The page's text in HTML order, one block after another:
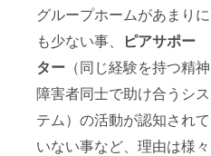
グループホームがあまりに
も少ない事、
ピアサポー
ター （同じ経験を持つ精神
障害者同士で助け合うシス
テム）の活動が認知されて
いない事など、理由は様々